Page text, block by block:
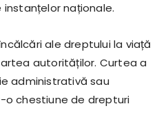
naționale.
ale dreptului la viață
autorităților. Curtea a
administrativă sau
chestiune de drepturi